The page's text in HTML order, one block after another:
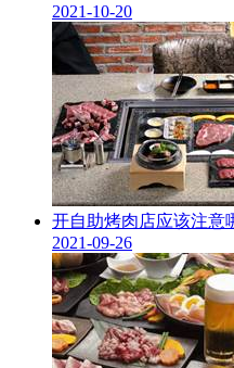
2021-10-20
开自助烤肉店应该注意
2021-09-26